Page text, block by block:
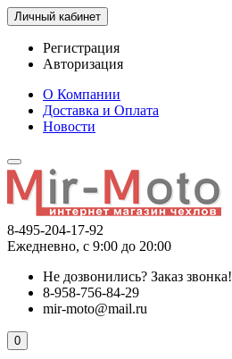
Личный кабинет
Регистрация
Авторизация
О Компании
Доставка и Оплата
Новости
8-495-204-17-92
Ежедневно, с 9:00 до 20:00
Не дозвонились? Заказ звонка!
8-958-756-84-29
mir-moto@mail.ru
0